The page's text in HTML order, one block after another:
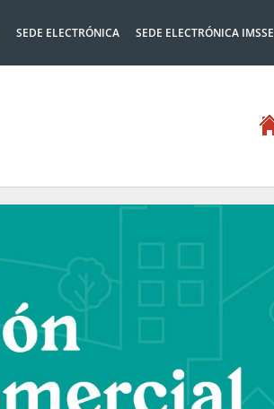
SEDE ELECTRÓNICA SEDE ELECTRÓNICA IMSSE